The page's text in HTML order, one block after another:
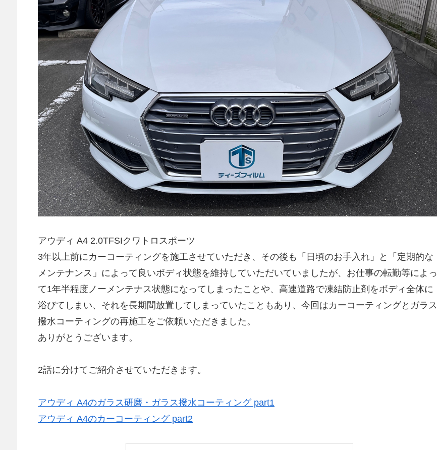
アウディ A4 2.0TFSIクワトロスポーツ
3年以上前にカーコーティングを施工させていただき、その後も「日頃のお手入れ」と「定期的な
メンテナンス」によって良いボディ状態を維持していただいていましたが、お仕事の転勤等によっ
て1年半程度ノーメンテナス状態になってしまったことや、高速道路で凍結防止剤をボディ全体に
浴びてしまい、それを長期間放置してしまっていたこともあり、今回はカーコーティングとガラス
撥水コーティングの再施工をご依頼いただきました。
ありがとうございます。
2話に分けてご紹介させていただきます。
アウディ A4のガラス研磨・ガラス撥水コーティング part1
アウディ A4のカーコーティング part2